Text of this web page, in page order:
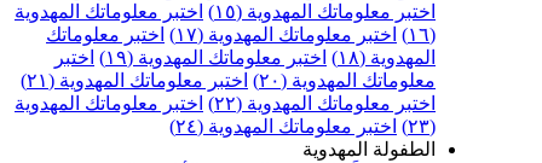
معلوماتك المهدوية (١٥)
اختبر معلوماتك المهدوية
اختبر معلوماتك المهدوية (١٧)
اختبر معلوماتك
اختبر معلوماتك المهدوية (١٩)
اختبر
المهدوية (٢٠)
اختبر معلوماتك المهدوية (٢١)
معلوماتك المهدوية (٢٢)
اختبر معلوماتك المهدوية
اختبر معلوماتك المهدوية (٢٤)
المهدوية